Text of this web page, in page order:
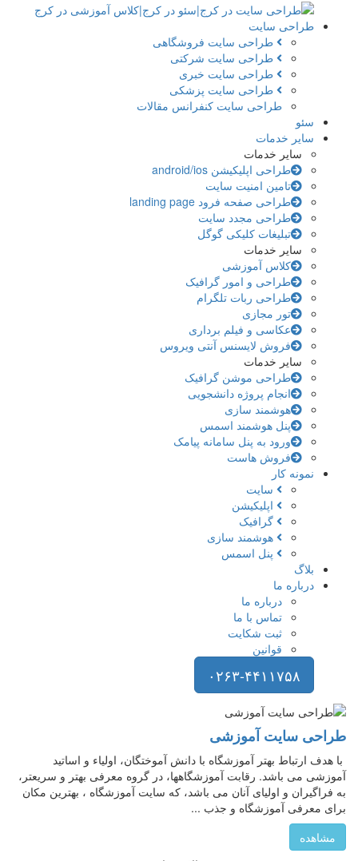
طراحی سایت
طراحی سایت فروشگاهی
طراحی سایت شرکتی
طراحی سایت خبری
طراحی سایت پزشکی
طراحی سایت کنفرانس مقالات
سئو
سایر خدمات
سایر خدمات
طراحی اپلیکیشن android/ios
تامین امنیت سایت
طراحی صفحه فرود landing page
طراحی مجدد سایت
تبلیغات کلیکی گوگل
سایر خدمات
کلاس آموزشی
طراحی و امور گرافیک
طراحی ربات تلگرام
تور مجازی
عکاسی و فیلم برداری
فروش لایسنس آنتی ویروس
سایر خدمات
طراحی موشن گرافیک
انجام پروژه دانشجویی
هوشمند سازی
پنل هوشمند اسمس
ورود به پنل سامانه پیامک
فروش هاست
نمونه کار
سایت
اپلیکیشن
گرافیک
هوشمند سازی
پنل اسمس
بلاگ
درباره ما
درباره ما
تماس با ما
ثبت شکایت
قوانین
۰۲۶۳-۴۴۱۱۷۵۸
طراحی سایت آموزشی
با هدف ارتباط بهتر آموزشگاه با دانش آموختگان، اولیاء و اساتید
آموزشی می باشد. رقابت آموزشگاهها، در گروه معرفی بهتر و سریعتر،
به فراگیران و اولیای آنان می باشد، که سایت آموزشگاه ، بهترین مکان
برای معرفی آموزشگاه و جذب ...
مشاهده